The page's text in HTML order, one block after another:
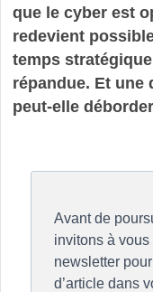
que le cyber est
redevient
temps
répandue. Et une
peut-elle